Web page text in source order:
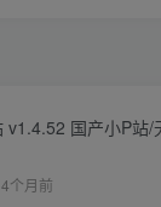
v1.4.52 国产小P站/
4个月前